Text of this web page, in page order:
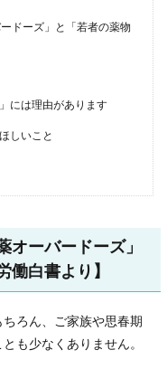
ドーズ」と「若者の薬物
には理由があります
しいこと
オーバードーズ」
働白書より】
ろん、ご家族や思春期
も少なくありません。